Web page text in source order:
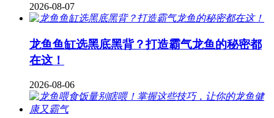
2026-08-07
龙鱼鱼缸选黑底黑背？打造霸气龙鱼的秘密都
在这！
2026-08-06